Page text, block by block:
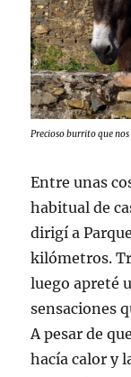
Precioso burrito que
Entre unas
habitual de
dirigí a
kilómetros.
luego apreté
sensaciones
A pesar de
hacía calor y